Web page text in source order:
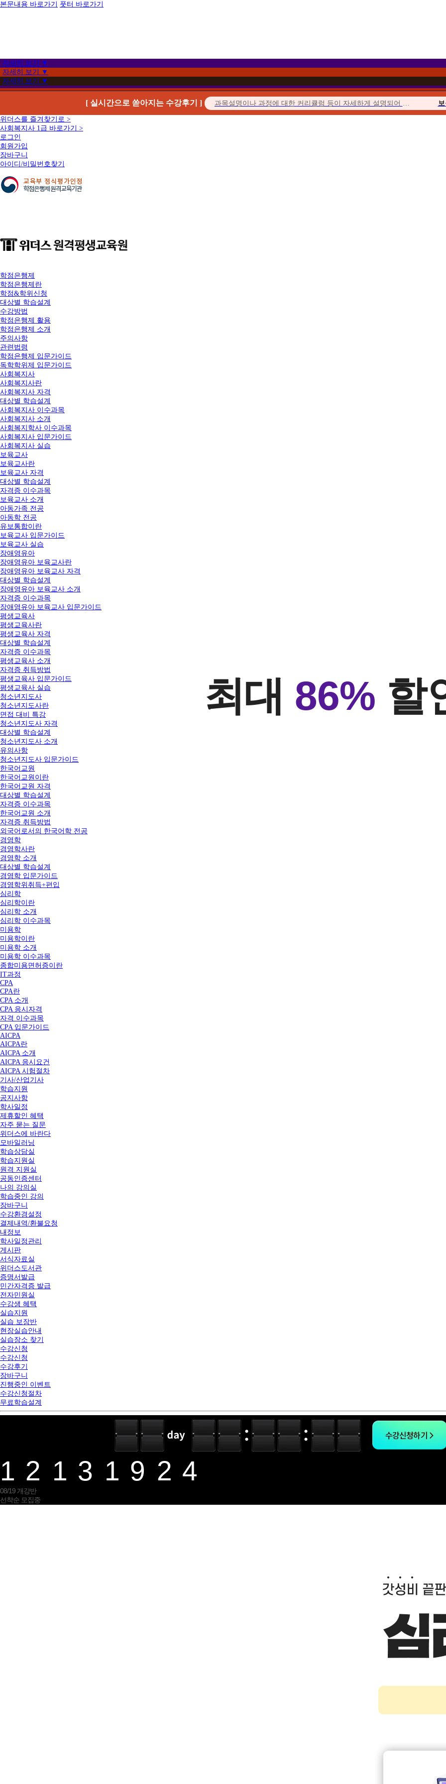
본문내용 바로가기 풋터 바로가기
자세히 보기 ▼
자세히 보기 ▼
자세히 보기 ▼
[ 실시간으로 쏟아지는 수강후기 ]
이벤트를 통해 합리적인 가격에 수강할 수 있었고 강의의 질 또한 우수하여...
위더스를 즐겨찾기로 >
사회복지사 1급 바로가기 >
로그인
회원가입
장바구니
아이디/비밀번호찾기
학점은행제
학점은행제란
학점&학위신청
대상별 학습설계
수강방법
학점은행제 활용
학점은행제 소개
주의사항
관련법령
학점은행제 입문가이드
독학학위제 입문가이드
사회복지사
사회복지사란
사회복지사 자격
대상별 학습설계
사회복지사 이수과목
사회복지사 소개
사회복지학사 이수과목
사회복지사 입문가이드
사회복지사 실습
보육교사
보육교사란
보육교사 자격
대상별 학습설계
자격증 이수과목
보육교사 소개
아동가족 전공
아동학 전공
유보통합이란
보육교사 입문가이드
보육교사 실습
장애영유아
장애영유아 보육교사란
장애영유아 보육교사 자격
대상별 학습설계
장애영유아 보육교사 소개
자격증 이수과목
장애영유아 보육교사 입문가이드
평생교육사
평생교육사란
평생교육사 자격
대상별 학습설계
자격증 이수과목
평생교육사 소개
자격증 취득방법
평생교육사 입문가이드
평생교육사 실습
청소년지도사
청소년지도사란
면접 대비 특강
청소년지도사 자격
대상별 학습설계
청소년지도사 소개
유의사항
청소년지도사 입문가이드
한국어교원
한국어교원이란
한국어교원 자격
대상별 학습설계
자격증 이수과목
한국어교원 소개
자격증 취득방법
외국어로서의 한국어학 전공
경영학
경영학사란
경영학 소개
대상별 학습설계
경영학 입문가이드
경영학위취득+편입
심리학
심리학이란
심리학 소개
심리학 이수과목
미용학
미용학이란
미용학 소개
미용학 이수과목
종합미용면허증이란
IT과정
CPA
CPA란
CPA 소개
CPA 응시자격
자격 이수과목
CPA 입문가이드
AICPA
AICPA란
AICPA 소개
AICPA 응시요건
AICPA 시험절차
기사/산업기사
학습지원
공지사항
학사일정
제휴할인 혜택
자주 묻는 질문
위더스에 바란다
모바일러닝
학습상담실
학습지원실
원격 지원실
공동인증센터
나의 강의실
학습중인 강의
장바구니
수강환경설정
결제내역/환불요청
내정보
학사일정관리
게시판
서식자료실
위더스도서관
증명서발급
민간자격증 발급
전자민원실
수강생 혜택
실습지원
실습 보장반
현장실습안내
실습장소 찾기
수강신청
수강신청
수강후기
장바구니
진행중인 이벤트
수강신청절차
무료학습설계
12 13 19 24
08/19 개강반
선착순 모집중
최대 86% 할